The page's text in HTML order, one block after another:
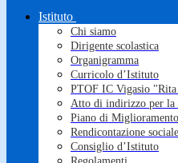
Istituto
Chi siamo
Dirigente scolastica
Organigramma
Curricolo d’Istituto
PTOF IC Vigasio
Atto di indirizzo per la
Piano di Miglioramento
Rendicontazione sociale
Consiglio d’Istituto